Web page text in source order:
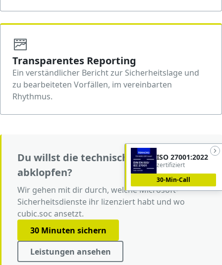
Transparentes Reporting
Ein verständlicher Bericht zur Sicherheitslage und
zu bearbeiteten Vorfällen, im vereinbarten
Rhythmus.
Du willst die technische Tiefe vorab
abklopfen?
Wir gehen mit dir durch, welche Microsoft-
Sicherheitsdienste ihr lizenziert habt und wo
cubic.soc ansetzt.
30 Minuten sichern
Leistungen ansehen
ISO 27001:2022
zertifiziert
30-Min-Call